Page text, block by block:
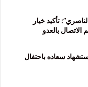
تأكيد خيار
بالعدو
عكار في القومي تحيي الذكرى 77 لاستشهاد سعاده باحتفال